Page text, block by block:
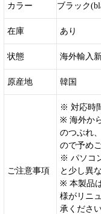
カラー ブラック
在庫 あり
状態 海外輸入
原産地 韓国
ご注意事項
※ 対応時
※ 海外か
のつぶれ
ので予め
※ パソコ
と少し異
※ 本製品
様がリニ
承くださ